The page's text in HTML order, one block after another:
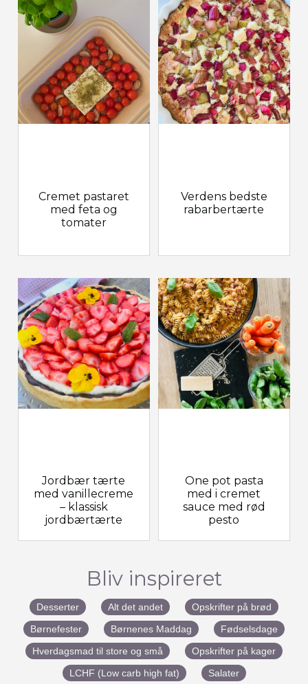
Cremet pastaret
med feta og
tomater
Jordbær tærte
med vanillecreme
– klassisk
jordbærtærte
Verdens bedste
rabarbertærte
One pot pasta
med i cremet
sauce med rød
pesto
Bliv inspireret
Desserter Alt det andet
Opskrifter på brød
Børnefester
Børnenes Maddag
Fødselsdage
Hverdagsmad til store og små
Opskrifter på kager
LCHF (Low carb high fat)
Salater